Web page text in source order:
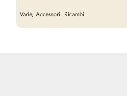
Varie, Accessori, Ricambi